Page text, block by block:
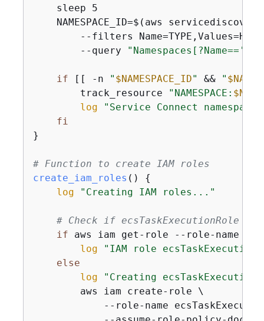
    sleep 5
NAMESPACE_ID=$(aws
--filters
        --query
"Namespaces[?Name=='
if [[ -n " $NAMESPACE_ID" && "
        track_resource
"NAMESPACE:
log
"Service Connect
fi
}
# Function to create IAM roles
create_iam_roles () {
log
"Creating IAM roles..."
# Check if ecsTaskExecutionRole
if aws iam get-role --role-name
log
"IAM role
else
log
"Creating
        aws iam create-role \
--role-name